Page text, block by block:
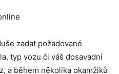
zadat požadované
typ vozu či váš dosavadní
a během několika okamžiků